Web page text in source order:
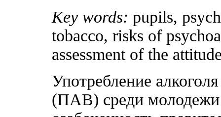
Key words: pupils,
tobacco, risks of
assessment of the
Употребление
(ПАВ) среди молодежи